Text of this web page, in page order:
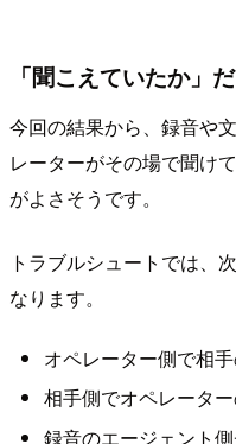
「聞こえていたか」
今回の結果から、録音や
レーターがその場で聞け
がよさそうです。
トラブルシュートでは、
なります。
オペレーター側で相
相手側でオペレータ
録音のエージェント